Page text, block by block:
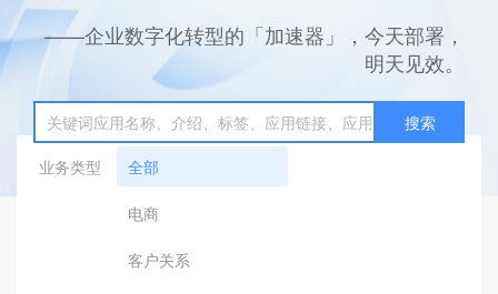
——企业数字化转型的「加速器」，今天部署，
明天见效。
搜索
业务类型
全部
电商
客户关系